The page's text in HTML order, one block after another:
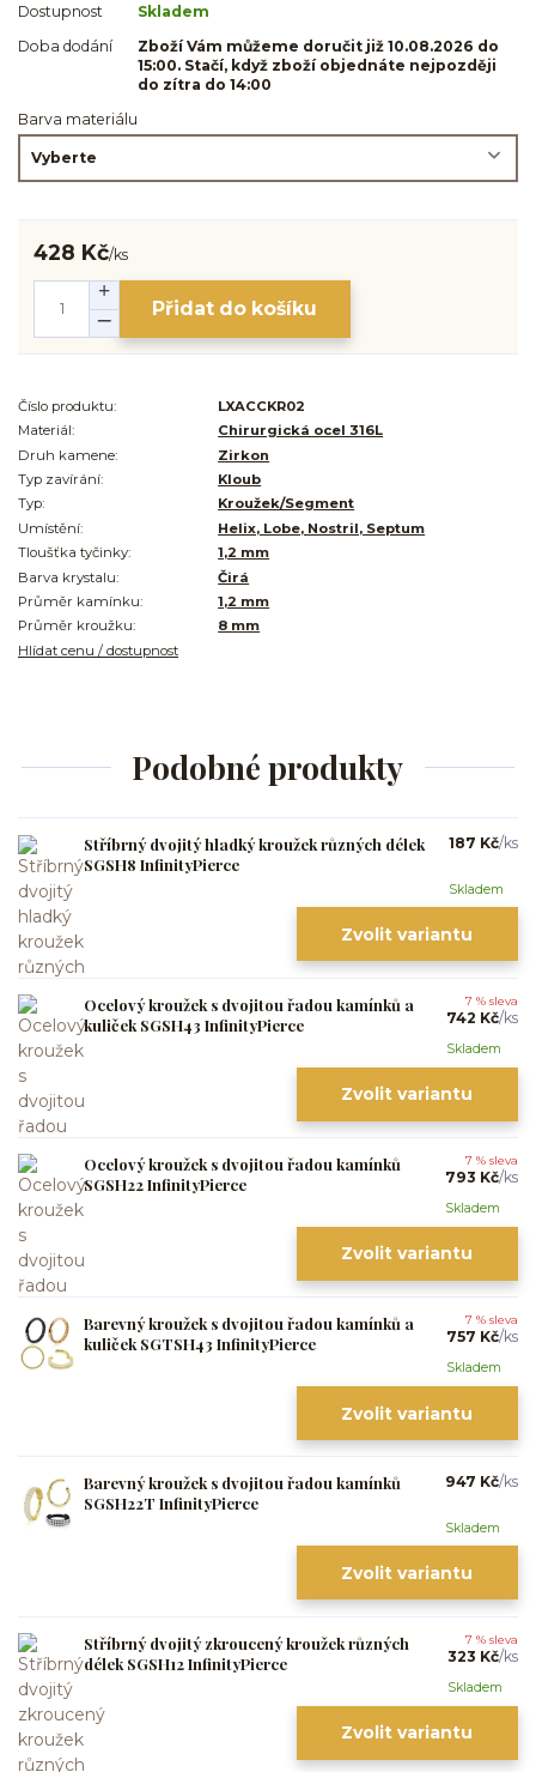
Dostupnost
Skladem
Doba dodání
Zboží Vám můžeme doručit již 10.08.2026 do
15:00. Stačí, když zboží objednáte nejpozději
do zítra do 14:00
Barva materiálu
428 Kč/ks
Přidat do košíku
Číslo produktu:
LXACCKR02
Materiál:
Chirurgická ocel 316L
Druh kamene:
Zirkon
Typ zavírání:
Kloub
Typ:
Kroužek/Segment
Umístění:
Helix, Lobe, Nostril, Septum
Tloušťka tyčinky:
1,2 mm
Barva krystalu:
Čirá
Průměr kamínku:
1,2 mm
Průměr kroužku:
8 mm
Hlídat cenu / dostupnost
Podobné produkty
Stříbrný dvojitý hladký kroužek různých délek
SGSH8 InfinityPierce
187 Kč/ks
Skladem
Zvolit variantu
Ocelový kroužek s dvojitou řadou kamínků a
kuliček SGSH43 InfinityPierce
7 % sleva
742 Kč/ks
Skladem
Zvolit variantu
Ocelový kroužek s dvojitou řadou kamínků
SGSH22 InfinityPierce
7 % sleva
793 Kč/ks
Skladem
Zvolit variantu
Barevný kroužek s dvojitou řadou kamínků a
kuliček SGTSH43 InfinityPierce
7 % sleva
757 Kč/ks
Skladem
Zvolit variantu
Barevný kroužek s dvojitou řadou kamínků
SGSH22T InfinityPierce
947 Kč/ks
Skladem
Zvolit variantu
Stříbrný dvojitý zkroucený kroužek různých
délek SGSH12 InfinityPierce
7 % sleva
323 Kč/ks
Skladem
Zvolit variantu